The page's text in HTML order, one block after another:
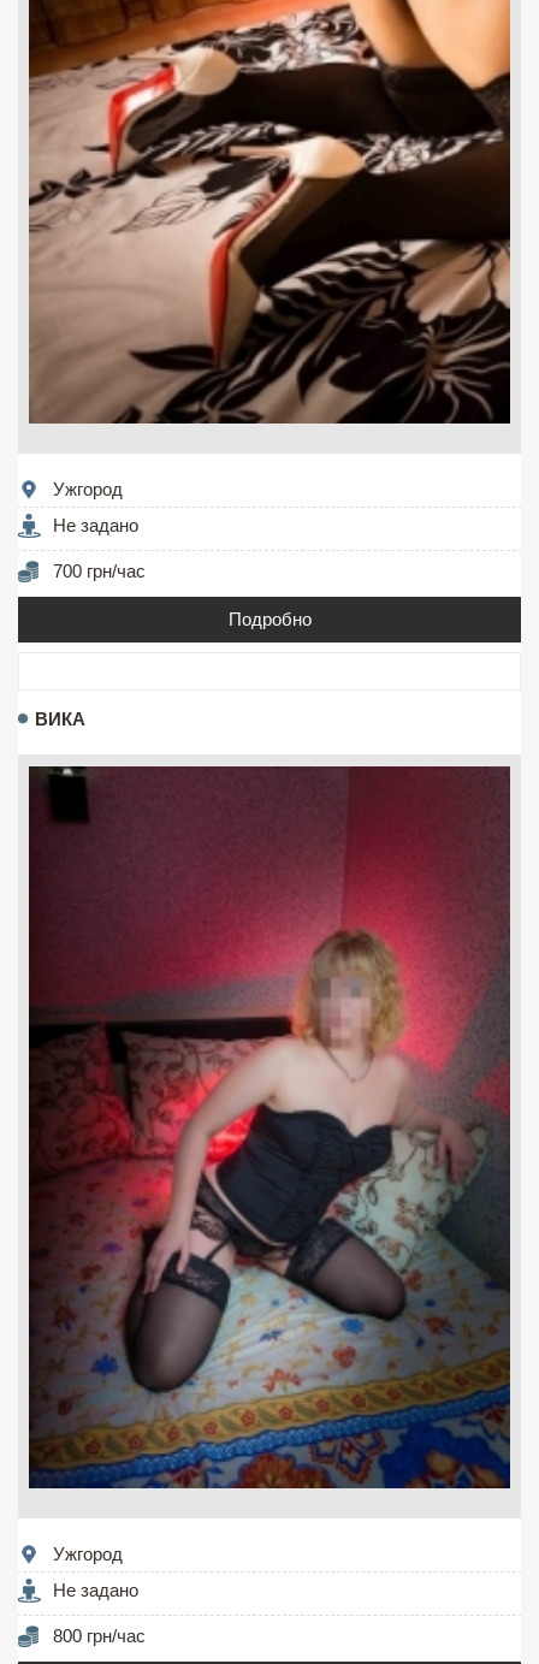
Ужгород
Не задано
700 грн/час
Подробно
ВИКА
Ужгород
Не задано
800 грн/час